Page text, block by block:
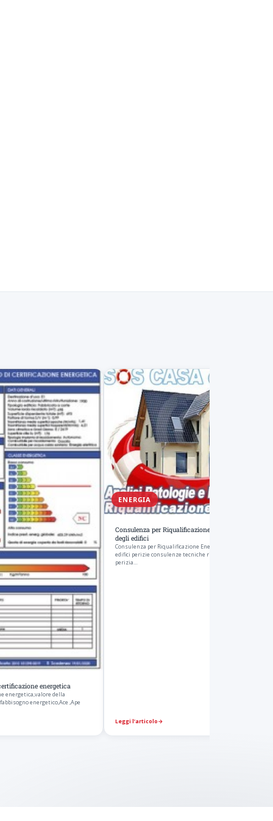
energetica
energetica,valore della
energetico,Ace ,Ape
ENERGIA
Consulenza per Riqualificazione Energetica e
degli edifici
Consulenza per Riqualificazione Energetica e Strutturale
edifici perizie consulenze tecniche ristrutturazioni periti di
perizia…
Leggi l’articolo→